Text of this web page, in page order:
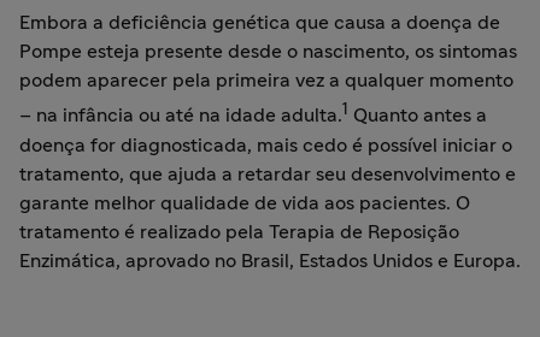
Embora a deficiência genética que causa a doença de
Pompe esteja presente desde o nascimento, os sintomas
podem aparecer pela primeira vez a qualquer momento
– na infância ou até na idade adulta.1 Quanto antes a
doença for diagnosticada, mais cedo é possível iniciar o
tratamento, que ajuda a retardar seu desenvolvimento e
garante melhor qualidade de vida aos pacientes. O
tratamento é realizado pela Terapia de Reposição
Enzimática, aprovado no Brasil, Estados Unidos e Europa.